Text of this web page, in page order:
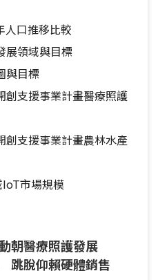
人口推移比較
展領域與目標
與目標
創支援事業計畫醫療照護
創支援事業計畫農林水產
市場規模
朝醫療照護發展
跳脫仰賴硬體銷售